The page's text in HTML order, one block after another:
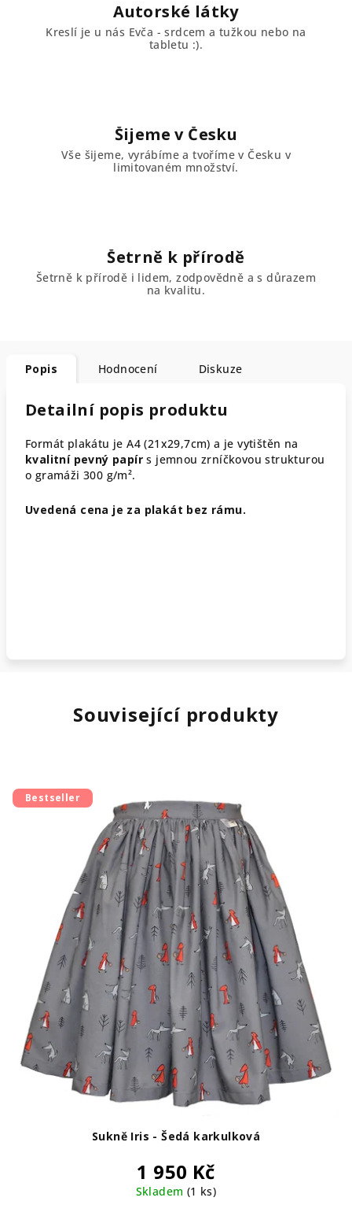
Autorské látky
Kreslí je u nás Evča - srdcem a tužkou nebo na
tabletu :).
Šijeme v Česku
Vše šijeme, vyrábíme a tvoříme v Česku v
limitovaném množství.
Šetrně k přírodě
Šetrně k přírodě i lidem, zodpovědně a s důrazem
na kvalitu.
Popis Hodnocení Diskuze
Detailní popis produktu
Formát plakátu je A4 (21x29,7cm) a je vytištěn na
kvalitní pevný papír s jemnou zrníčkovou strukturou
o gramáži 300 g/m².
Uvedená cena je za plakát bez rámu.
Související produkty
Bestseller
Sukně Iris - Šedá karkulková
1 950 Kč
Skladem (1 ks)